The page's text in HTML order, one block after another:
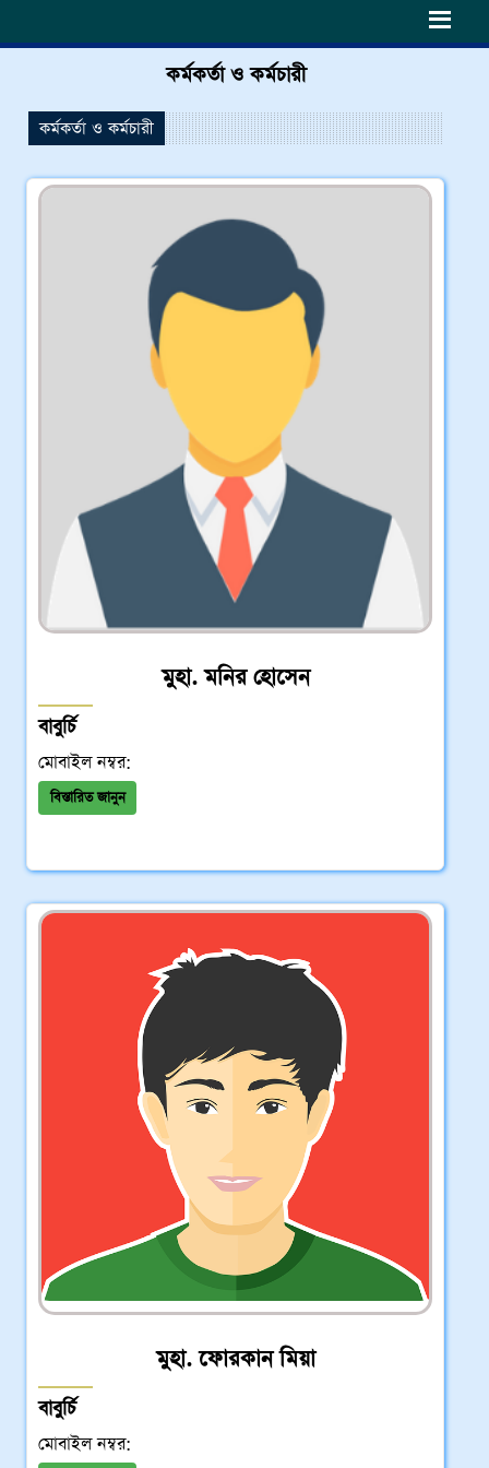
কর্মকর্তা ও কর্মচারী
কর্মকর্তা ও কর্মচারী
মুহা. মনির হোসেন
বাবুর্চি
মোবাইল নম্বর:
বিস্তারিত জানুন
মুহা. ‍ফোরকান মিয়া
বাবুর্চি
মোবাইল নম্বর: